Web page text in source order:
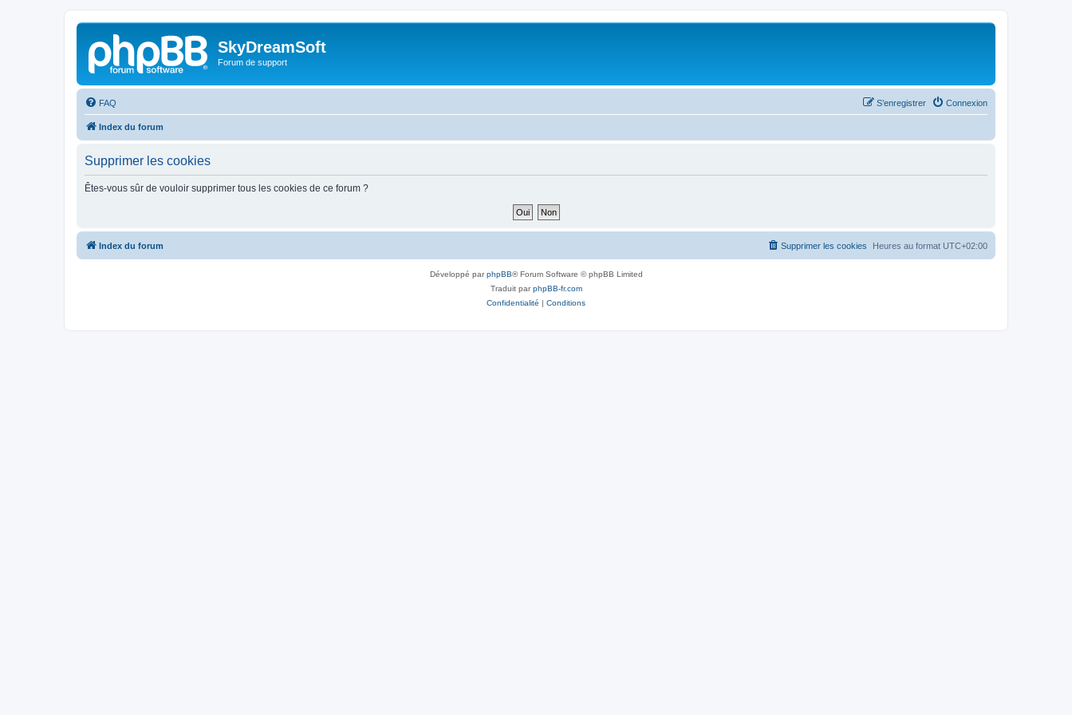
SkyDreamSoft
Forum de support
FAQ Connexion
S’enregistrer
Index du forum
Supprimer les cookies
Êtes-vous sûr de vouloir supprimer tous les cookies de ce forum ?
Index du forum Heures au format UTC+02:00
Supprimer les cookies
Développé parphpBB® Forum Software © phpBB Limited
Traduit parphpBB-fr.com
Confidentialité | Conditions